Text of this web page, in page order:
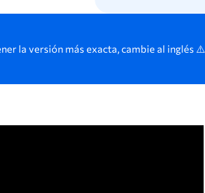
la versión más exacta, cambie al inglés ⚠️